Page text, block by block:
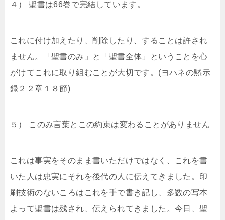
４） 聖書は66巻で完結しています。
これに付け加えたり、削除したり、することは許され
ません。「聖書のみ」と「聖書全体」ということを心
がけてこれに取り組むことが大切です。(ヨハネの黙示
録２２章１８節)
５） このみ言葉とこの約束は変わることがありません
これは事実をそのまま書いただけではなく、これを書
いた人は忠実にそれを後代の人に伝えてきました。印
刷技術のないころはこれを手で書き記し、多数の写本
よって聖書は残され、伝えられてきました。今日、聖